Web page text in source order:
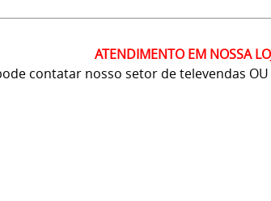
ATENDIMENTO EM NOSSA
contatar nosso setor de televendas